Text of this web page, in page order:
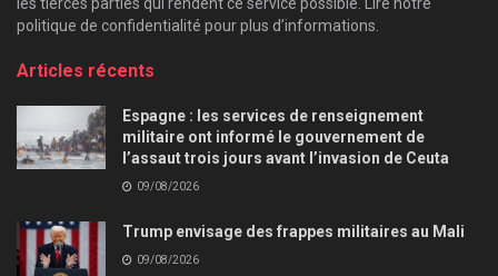
politique de confidentialité pour plus d’informations.
Articles récents
Espagne : les services de renseignement
militaire ont informé le gouvernement de
l’assaut trois jours avant l’invasion de Ceuta
09/08/2026
Trump envisage des frappes militaires au Mali
09/08/2026